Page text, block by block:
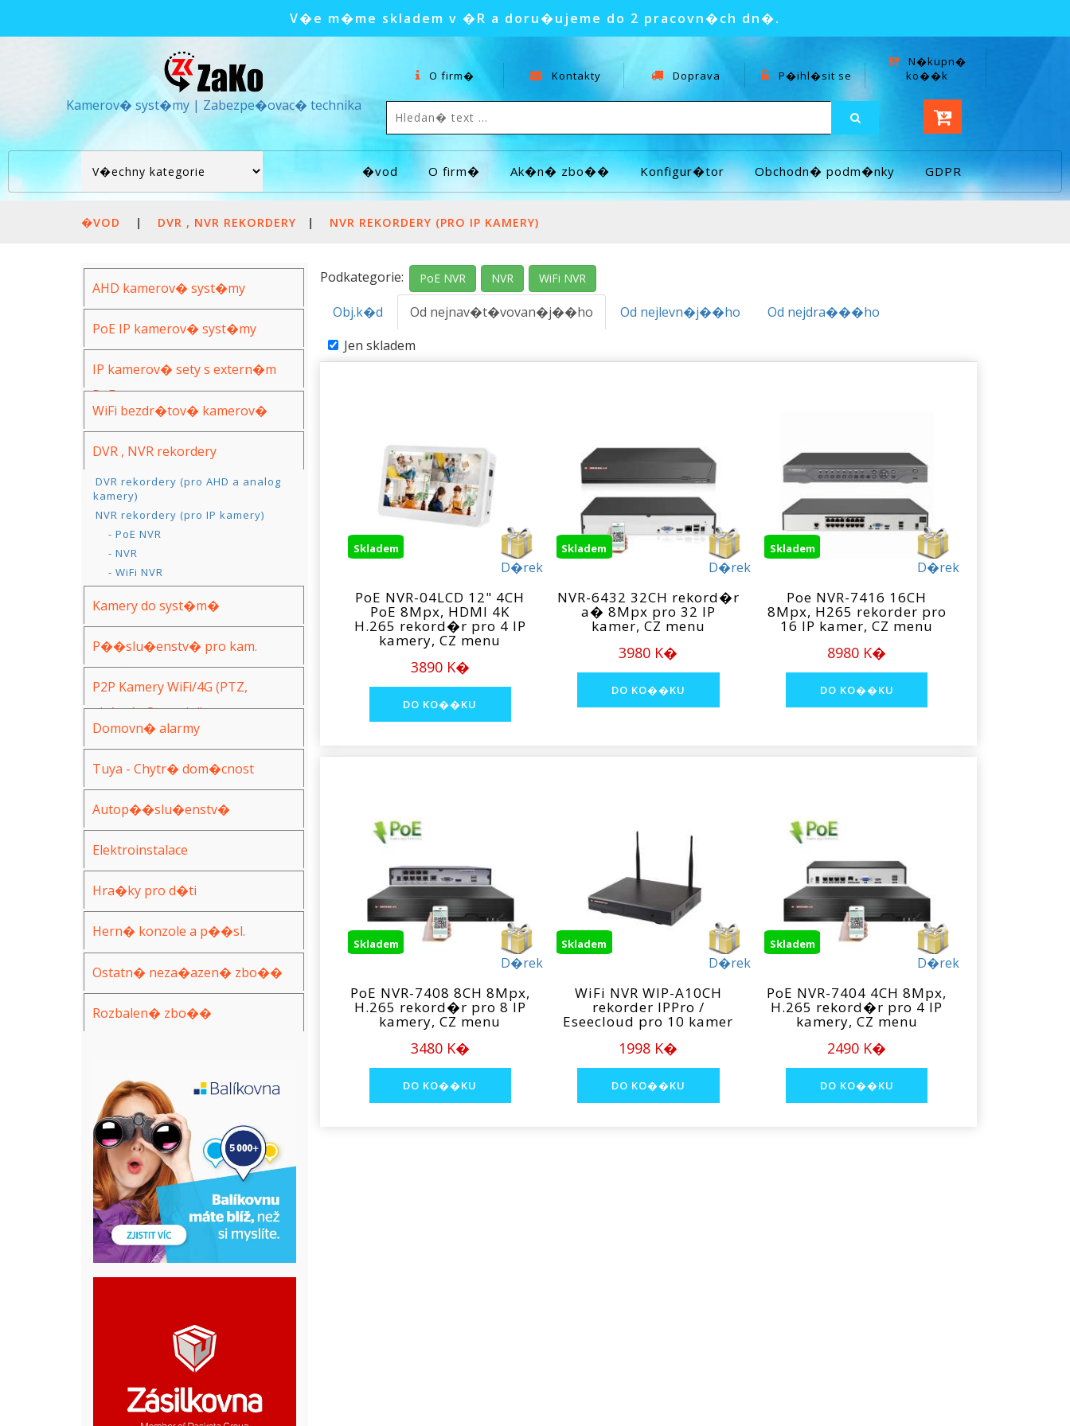
V�e m�me skladem v �R a doru�ujeme do 2 pracovn�ch dn�.
Kamerov� syst�my | Zabezpe�ovac� technika
O firm� Kontakty Doprava P�ihl�sit se
N�kupn�
ko��k
�vod O firm� Ak�n� zbo�� Konfigur�tor Obchodn� podm�nky GDPR
�VOD | DVR , NVR REKORDERY | NVR REKORDERY (PRO IP KAMERY)
AHD kamerov� syst�my
PoE IP kamerov� syst�my
IP kamerov� sety s extern�m
PoE
WiFi bezdr�tov� kamerov�
syst�my
DVR , NVR rekordery
DVR rekordery (pro AHD a analog
kamery)
NVR rekordery (pro IP kamery)
- PoE NVR
- NVR
- WiFi NVR
Kamery do syst�m�
(AHD,IP,WiFi)
P��slu�enstv� pro kam.
syst�my
P2P Kamery WiFi/4G (PTZ,
ak�n�, Spy, mini)
Domovn� alarmy
Tuya - Chytr� dom�cnost
Autop��slu�enstv�
Elektroinstalace
Hra�ky pro d�ti
Hern� konzole a p��sl.
Ostatn� neza�azen� zbo��
Rozbalen� zbo��
Podkategorie: PoE NVR NVR WiFi NVR
Obj.k�d Od nejnav�t�vovan�j��ho Od nejlevn�j��ho
Od nejdra���ho
Jen skladem
D�rek
Skladem
PoE NVR-04LCD 12" 4CH
PoE 8Mpx, HDMI 4K
H.265 rekord�r pro 4 IP
kamery, CZ menu
3890 K�
D�rek
Skladem
NVR-6432 32CH rekord�r
a� 8Mpx pro 32 IP
kamer, CZ menu
3980 K�
D�rek
Skladem
Poe NVR-7416 16CH
8Mpx, H265 rekorder pro
16 IP kamer, CZ menu
8980 K�
D�rek
Skladem
PoE NVR-7408 8CH 8Mpx,
H.265 rekord�r pro 8 IP
kamery, CZ menu
3480 K�
D�rek
Skladem
WiFi NVR WIP-A10CH
rekorder IPPro /
Eseecloud pro 10 kamer
1998 K�
D�rek
Skladem
PoE NVR-7404 4CH 8Mpx,
H.265 rekord�r pro 4 IP
kamery, CZ menu
2490 K�